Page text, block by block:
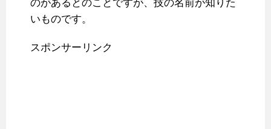
のがあるとのことですが、技の名前が知りた
いものです。
スポンサーリンク